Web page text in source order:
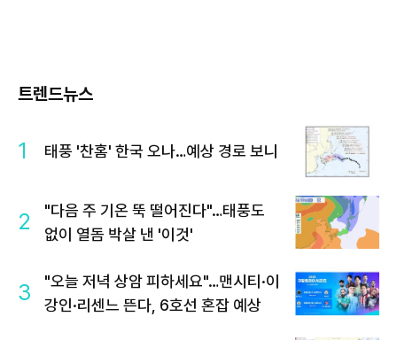
트렌드뉴스
1 태풍 '찬홈' 한국 오나…예상 경로 보니
2
"다음 주 기온 뚝 떨어진다"…태풍도
없이 열돔 박살 낸 '이것'
3
"오늘 저녁 상암 피하세요"…맨시티·이
강인·리센느 뜬다, 6호선 혼잡 예상